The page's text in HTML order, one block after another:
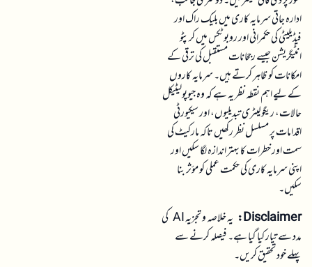
ادارہ جاتی سرمایہ کاری میں بلیک راک اور
فیڈیلیٹی کی حکمرانی اور روبوٹکس میں کرپٹو
انٹیگریشن جیسے رجحانات مستقبل کی ترقی کے
امکانات کو ظاہر کرتے ہیں۔ سرمایہ کاروں
کے لیے اہم نقطہ نظر یہ ہے کہ وہ جیوپولیٹیکل
حالات، ریگولیٹری تبدیلیوں، اور سیکیورٹی
اقدامات پر مسلسل نظر رکھیں تاکہ مارکیٹ کی
سمت اور خطرات کا بہتر اندازہ لگا سکیں اور
اپنی سرمایہ کاری کی حکمت عملی کو مؤثر بنا
سکیں۔
Disclaimer:
یہ خلاصہ و تجزیہ AI کی
مدد سے تیار کیا گیا ہے۔ فیصلہ کرنے سے
پہلے خود تحقیق کریں۔